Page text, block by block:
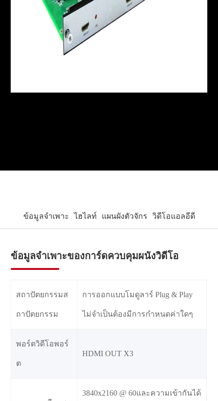
ข้อมูลจำเพาะ ไฮไลท์ แผนผังตัวจักร วิดีโอแอลอีดี
ข้อมูลจำเพาะของการ์ดควบคุมผนังวิดีโอ
สถาปัตยกรรมส
ถาปัตยกรรม
การออกแบบโมดูลาร์ Plug & Play
ไม่จำเป็นต้องมีการกำหนดค่าใดๆ
พอร์ตวิดีโอพอร์
ต
HDMI OUT X3
3840x2160 @ 60และความเข้ากันได้